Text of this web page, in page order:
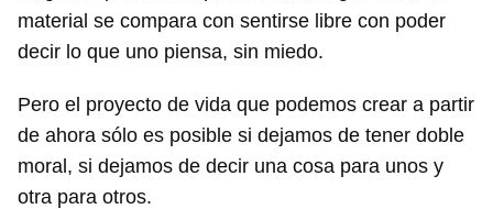
material se compara con sentirse libre con poder
decir lo que uno piensa, sin miedo.
Pero el proyecto de vida que podemos crear a partir
de ahora sólo es posible si dejamos de tener doble
moral, si dejamos de decir una cosa para unos y
otra para otros.